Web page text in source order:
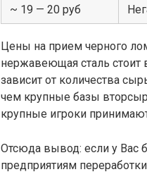
~ 19 — 20 руб
Цены на прием черного
нержавеющая сталь стоит
зависит от количества
чем крупные базы
крупные игроки
Отсюда вывод: если у Вас
предприятиям